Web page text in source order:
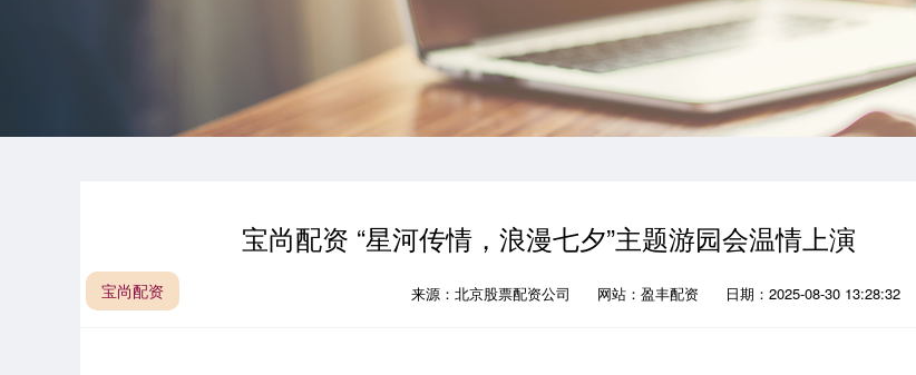
宝尚配资 “星河传情，浪漫七夕”主题游园会温情上演
宝尚配资 来源：北京股票配资公司 网站：盈丰配资 日期：2025-08-30 13:28:32